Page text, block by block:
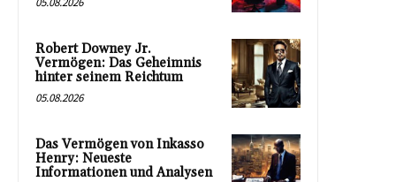
Robert Downey Jr.
Vermögen: Das Geheimnis
hinter seinem Reichtum
05.08.2026
Das Vermögen von Inkasso
Henry: Neueste
Informationen und Analysen